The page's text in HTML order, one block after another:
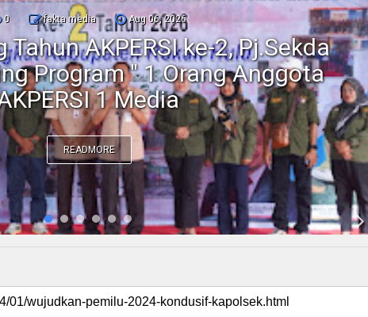
0 fakta media Aug 06, 2026
AKPERSI ke-2, Pj.Sekda
Program " 1 Orang Anggota
1 Media
READMORE